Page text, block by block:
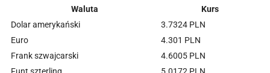
Waluta
Kurs
Dolar amerykański
3.7324 PLN
Euro
4.301 PLN
Frank szwajcarski
4.6005 PLN